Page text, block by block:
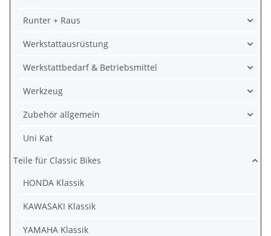
Runter + Raus
Werkstattausrüstung
Werkstattbedarf & Betriebsmittel
Werkzeug
Zubehör allgemein
Uni Kat
Teile für Classic Bikes
HONDA Klassik
KAWASAKI Klassik
YAMAHA Klassik